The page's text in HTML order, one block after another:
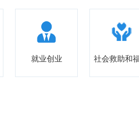
就业创业 社会救助和